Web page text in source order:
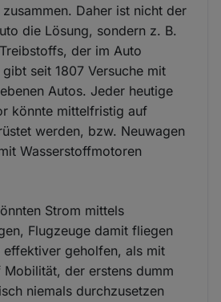
Daher ist nicht der
die Lösung, sondern z. B.
der im Auto
seit 1807 Versuche mit
Autos. Jeder heutige
könnte mittelfristig auf
werden, bzw. Neuwagen
Wasserstoffmotoren
Strom mittels
Flugzeuge damit fliegen
geholfen, als mit
Mobilität, der erstens dumm
niemals durchzusetzen